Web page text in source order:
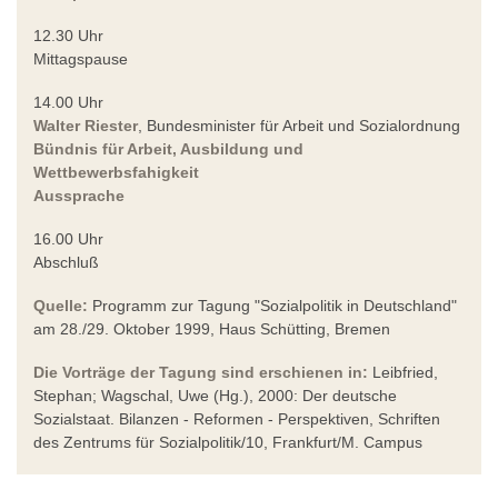
12.30 Uhr
Mittagspause
14.00 Uhr
Walter Riester, Bundesminister für Arbeit und Sozialordnung
Bündnis für Arbeit, Ausbildung und
Wettbewerbsfahigkeit
Aussprache
16.00 Uhr
Abschluß
Quelle: Programm zur Tagung "Sozialpolitik in Deutschland"
am 28./29. Oktober 1999, Haus Schütting, Bremen
Die Vorträge der Tagung sind erschienen in: Leibfried,
Stephan; Wagschal, Uwe (Hg.), 2000: Der deutsche
Sozialstaat. Bilanzen - Reformen - Perspektiven, Schriften
des Zentrums für Sozialpolitik/10, Frankfurt/M. Campus